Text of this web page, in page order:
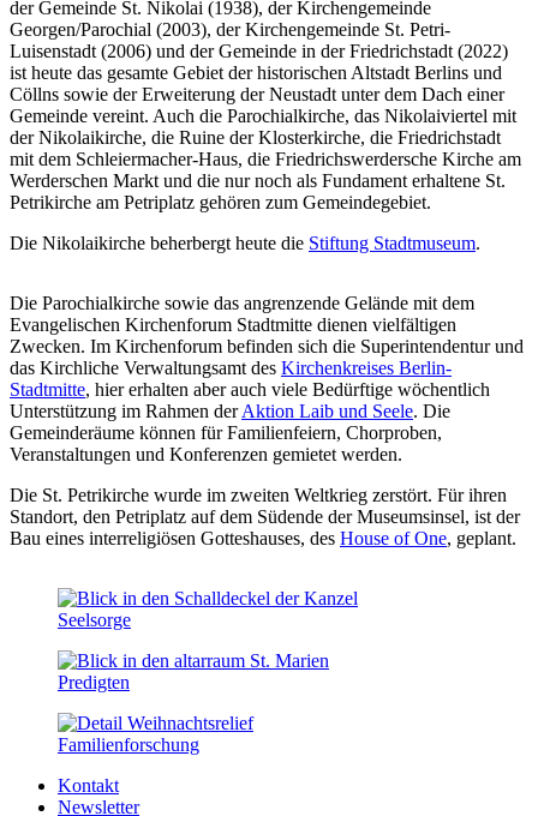
der Gemeinde St. Nikolai (1938), der Kirchengemeinde
Georgen/Parochial (2003), der Kirchengemeinde St. Petri-
Luisenstadt (2006) und der Gemeinde in der Friedrichstadt (2022)
ist heute das gesamte Gebiet der historischen Altstadt Berlins und
Cöllns sowie der Erweiterung der Neustadt unter dem Dach einer
Gemeinde vereint. Auch die Parochialkirche, das Nikolaiviertel mit
der Nikolaikirche, die Ruine der Klosterkirche, die Friedrichstadt
mit dem Schleiermacher-Haus, die Friedrichswerdersche Kirche am
Werderschen Markt und die nur noch als Fundament erhaltene St.
Petrikirche am Petriplatz gehören zum Gemeindegebiet.
Die Nikolaikirche beherbergt heute die Stiftung Stadtmuseum.
Die Parochialkirche sowie das angrenzende Gelände mit dem
Evangelischen Kirchenforum Stadtmitte dienen vielfältigen
Zwecken. Im Kirchenforum befinden sich die Superintendentur und
das Kirchliche Verwaltungsamt des Kirchenkreises Berlin-
Stadtmitte, hier erhalten aber auch viele Bedürftige wöchentlich
Unterstützung im Rahmen derAktion Laib und Seele. Die
Gemeinderäume können für Familienfeiern, Chorproben,
Veranstaltungen und Konferenzen gemietet werden.
Die St. Petrikirche wurde im zweiten Weltkrieg zerstört. Für ihren
Standort, den Petriplatz auf dem Südende der Museumsinsel, ist der
Bau eines interreligiösen Gotteshauses, des House of One, geplant.
Seelsorge
Predigten
Familien­forschung
Kontakt
Newsletter